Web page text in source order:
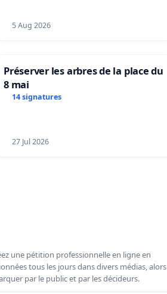
5 Aug 2026
Préserver les arbres de la place du
8 mai
14 signatures
27 Jul 2026
une pétition professionnelle en ligne en
tous les jours dans divers médias, alors
par le public et par les décideurs.